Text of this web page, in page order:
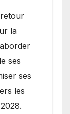
la
ses
ses
les